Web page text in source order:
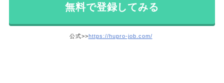
無料で登録してみる
公式>>https://hupro-job.com/